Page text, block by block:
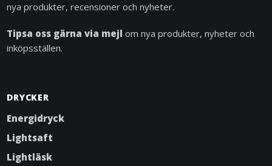
nya produkter, recensioner och nyheter.
Tipsa oss gärna via mejl om nya produkter, nyheter och
inköpsställen.
DRYCKER
Energidryck
Lightsaft
Lightläsk